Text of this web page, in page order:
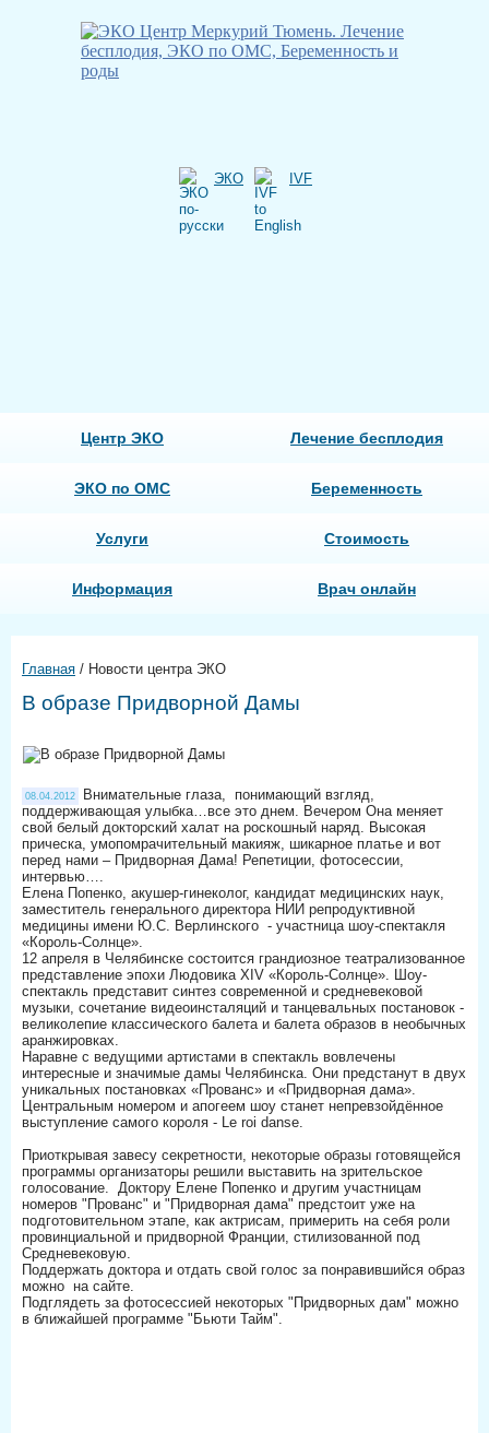
ЭКО IVF
Центр ЭКО Лечение бесплодия
ЭКО по ОМС Беременность
Услуги Стоимость
Информация Врач онлайн
Главная / Новости центра ЭКО
В образе Придворной Дамы
08.04.2012
Внимательные глаза, понимающий взгляд,
поддерживающая улыбка…все это днем. Вечером Она меняет
свой белый докторский халат на роскошный наряд. Высокая
прическа, умопомрачительный макияж, шикарное платье и вот
перед нами – Придворная Дама! Репетиции, фотосессии,
интервью….
Елена Попенко, акушер-гинеколог, кандидат медицинских наук,
заместитель генерального директора НИИ репродуктивной
медицины имени Ю.С. Верлинского - участница шоу-спектакля
«Король-Солнце».
12 апреля в Челябинске состоится грандиозное театрализованное
представление эпохи Людовика XIV «Король-Солнце». Шоу-
спектакль представит синтез современной и средневековой
музыки, сочетание видеоинсталяций и танцевальных постановок -
великолепие классического балета и балета образов в необычных
аранжировках.
Наравне с ведущими артистами в спектакль вовлечены
интересные и значимые дамы Челябинска. Они предстанут в двух
уникальных постановках «Прованс» и «Придворная дама».
Центральным номером и апогеем шоу станет непревзойдённое
выступление самого короля - Le roi danse.
Приоткрывая завесу секретности, некоторые образы готовящейся
программы организаторы решили выставить на зрительское
голосование. Доктору Елене Попенко и другим участницам
номеров "Прованс" и "Придворная дама" предстоит уже на
подготовительном этапе, как актрисам, примерить на себя роли
провинциальной и придворной Франции, стилизованной под
Средневековую.
Поддержать доктора и отдать свой голос за понравившийся образ
можно на сайте.
Подглядеть за фотосессией некоторых "Придворных дам" можно
в ближайшей программе "Бьюти Тайм".